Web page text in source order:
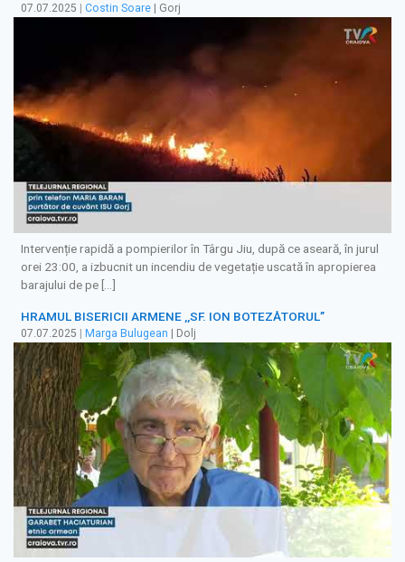
07.07.2025 Costin Soare | Gorj
Intervenție rapidă a pompierilor în Târgu Jiu, după ce aseară, în jurul
orei 23:00, a izbucnit un incendiu de vegetație uscată în apropierea
barajului de pe […]
HRAMUL BISERICII ARMENE ,,SF. ION BOTEZĂTORUL’’
07.07.2025 | Marga Bulugean | Dolj